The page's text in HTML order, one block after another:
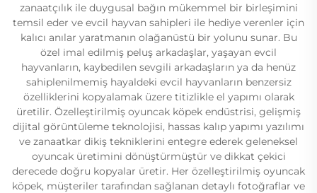
zanaatçılık ile duygusal bağın mükemmel bir birleşimini
temsil eder ve evcil hayvan sahipleri ile hediye verenler için
kalıcı anılar yaratmanın olağanüstü bir yolunu sunar. Bu
özel imal edilmiş peluş arkadaşlar, yaşayan evcil
hayvanların, kaybedilen sevgili arkadaşların ya da henüz
sahiplenilmemiş hayaldeki evcil hayvanların benzersiz
özelliklerini kopyalamak üzere titizlikle el yapımı olarak
üretilir. Özelleştirilmiş oyuncak köpek endüstrisi, gelişmiş
dijital görüntüleme teknolojisi, hassas kalıp yapımı yazılımı
ve zanaatkar dikiş tekniklerini entegre ederek geleneksel
oyuncak üretimini dönüştürmüştür ve dikkat çekici
derecede doğru kopyalar üretir. Her özelleştirilmiş oyuncak
köpek, müşteriler tarafından sağlanan detaylı fotoğraflar ve